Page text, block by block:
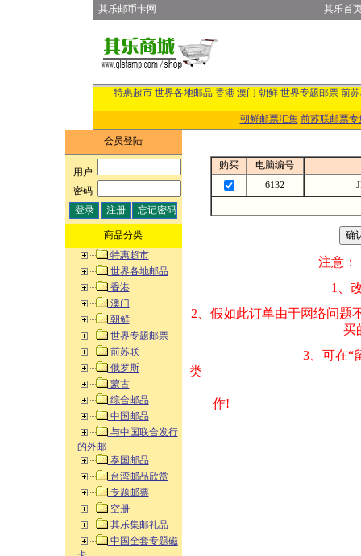
其乐邮币卡网 其乐首
特惠超市 世界各地邮品 香港 澳门 朝鲜 世界专题邮票 前
朝鲜邮票汇集 前苏联邮票专
会员登陆
用户:
密码:
商品分类
特惠超市
世界各地邮品
香港
澳门
朝鲜
世界专题邮票
前苏联
俄罗斯
蒙古
综合邮品
中国邮品
与中国联合发行
的外邮
泰国邮品
台湾邮品欣赏
专题邮票
空册
其乐集邮礼品
中国全套专题磁
购买
电脑编号
6132
注意：
1、改变商品数量
2、假如此订单由
买的邮品的“
3、可在“
类 方式告之
作!